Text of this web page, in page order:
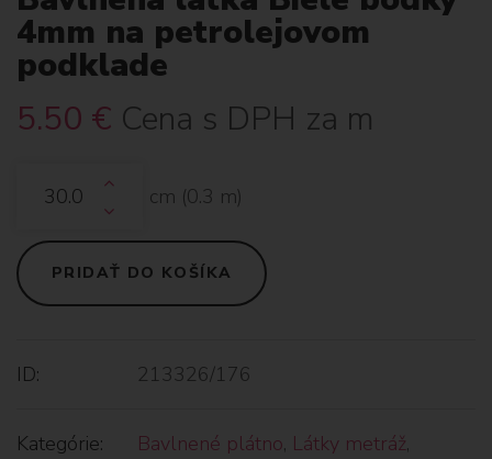
4mm na petrolejovom
podklade
5.50 € Cena s DPH za m
cm (0.3 m)
PRIDAŤ DO KOŠÍKA
ID: 213326/176
Kategórie: Bavlnené plátno, Látky metráž,